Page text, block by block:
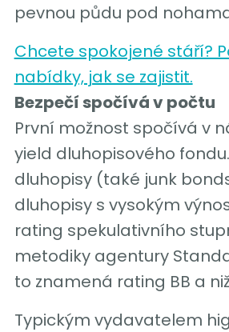
pevnou půdu pod
Chcete spokojené stáří?
nabídky, jak se zajistit.
Bezpečí spočívá v počtu
První možnost spočívá v
yield dluhopisového
dluhopisy (také junk
dluhopisy s vysokým
rating spekulativního
metodiky agentury
to znamená rating BB a
Typickým vydavatelem